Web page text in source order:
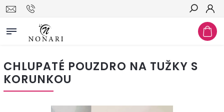
Hledat
CHLUPATÉ POUZDRO NA TUŽKY S
KORUNKOU